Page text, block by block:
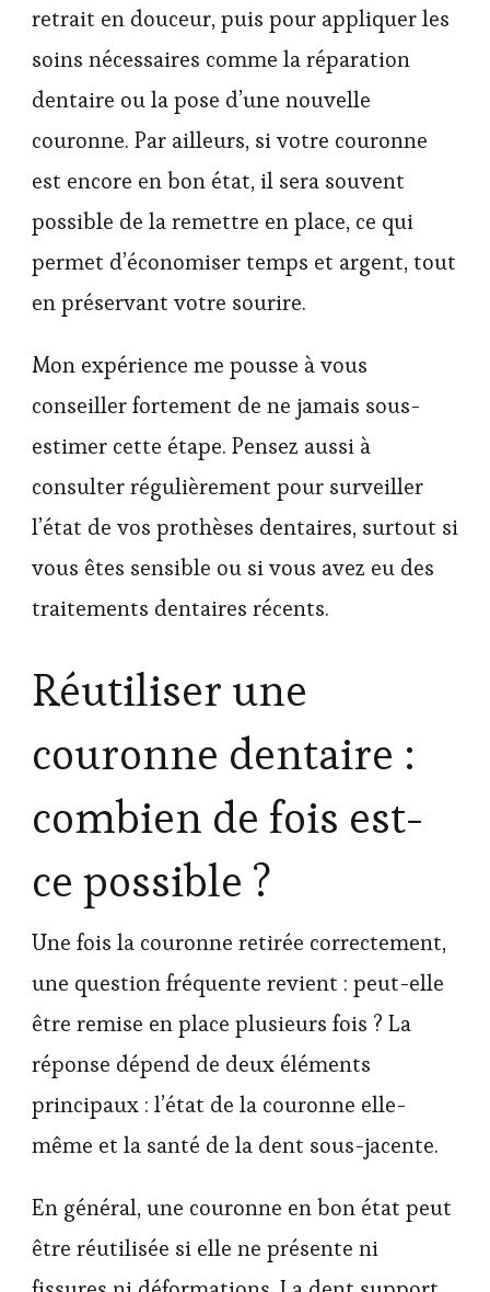
retrait en douceur, puis pour appliquer les
soins nécessaires comme la réparation
dentaire ou la pose d’une nouvelle
couronne. Par ailleurs, si votre couronne
est encore en bon état, il sera souvent
possible de la remettre en place, ce qui
permet d’économiser temps et argent, tout
en préservant votre sourire.
Mon expérience me pousse à vous
conseiller fortement de ne jamais sous-
estimer cette étape. Pensez aussi à
consulter régulièrement pour surveiller
l’état de vos prothèses dentaires, surtout si
vous êtes sensible ou si vous avez eu des
traitements dentaires récents.
Réutiliser une
couronne dentaire :
combien de fois est-
ce possible ?
Une fois la couronne retirée correctement,
une question fréquente revient : peut-elle
être remise en place plusieurs fois ? La
réponse dépend de deux éléments
principaux : l’état de la couronne elle-
même et la santé de la dent sous-jacente.
En général, une couronne en bon état peut
être réutilisée si elle ne présente ni